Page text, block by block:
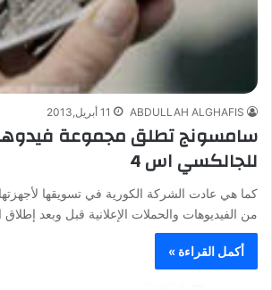
ABDULLAH ALGHAFIS 11 أبريل,2013
سامسونج تطلق مجموعة
للجالكسي اس 4
كما هي عادت الشركة الكورية في تسويقها لأجهزتها
من الفيديوهات والحملات الإعلانية قبل وبعد إطلاق
أكمل القراءة »